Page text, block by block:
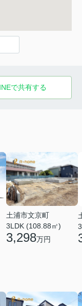
で共有する
土浦市文京町
3LDK (108.88㎡)
3,298万円